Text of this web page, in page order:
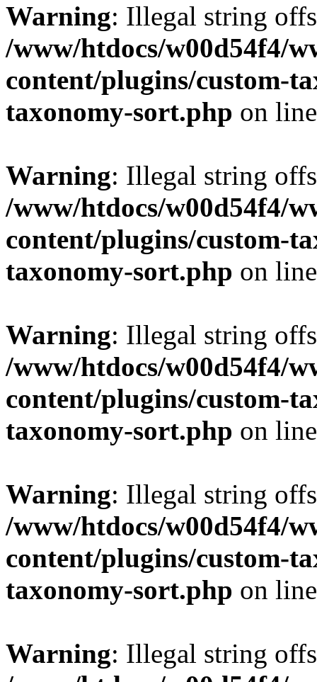
Warning: Illegal string
/www/htdocs/w00d54f4/
content/plugins/custom-
taxonomy-sort.php on
Warning: Illegal string
/www/htdocs/w00d54f4/
content/plugins/custom-
taxonomy-sort.php on
Warning: Illegal string
/www/htdocs/w00d54f4/
content/plugins/custom-
taxonomy-sort.php on
Warning: Illegal string
/www/htdocs/w00d54f4/
content/plugins/custom-
taxonomy-sort.php on
Warning: Illegal string